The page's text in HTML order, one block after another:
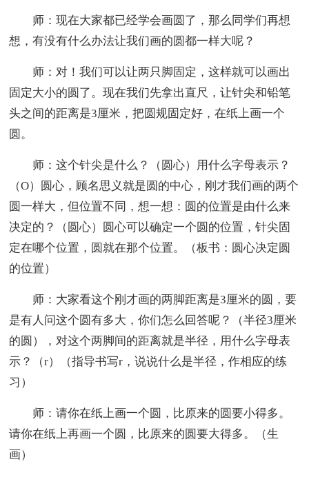
师：现在大家都已经学会画圆了，那么同学们再想
想，有没有什么办法让我们画的圆都一样大呢？
师：对！我们可以让两只脚固定，这样就可以画出
固定大小的圆了。现在我们先拿出直尺，让针尖和铅笔
头之间的距离是3厘米，把圆规固定好，在纸上画一个
圆。
师：这个针尖是什么？（圆心）用什么字母表示？
（O）圆心，顾名思义就是圆的中心，刚才我们画的两个
圆一样大，但位置不同，想一想：圆的位置是由什么来
决定的？（圆心）圆心可以确定一个圆的位置，针尖固
定在哪个位置，圆就在那个位置。（板书：圆心决定圆
的位置）
师：大家看这个刚才画的两脚距离是3厘米的圆，要
是有人问这个圆有多大，你们怎么回答呢？（半径3厘米
的圆），对这个两脚间的距离就是半径，用什么字母表
示？（r）（指导书写r，说说什么是半径，作相应的练
习）
师：请你在纸上画一个圆，比原来的圆要小得多。
请你在纸上再画一个圆，比原来的圆要大得多。（生
画）